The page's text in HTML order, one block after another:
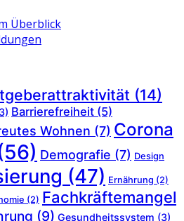
Überblick
(14)
Barrierefreiheit (5)
Wohnen (7) Corona
Demografie (7) Design
(47) Ernährung (2)
(2) Fachkräftemangel
(9) Gesundheitssystem (3)